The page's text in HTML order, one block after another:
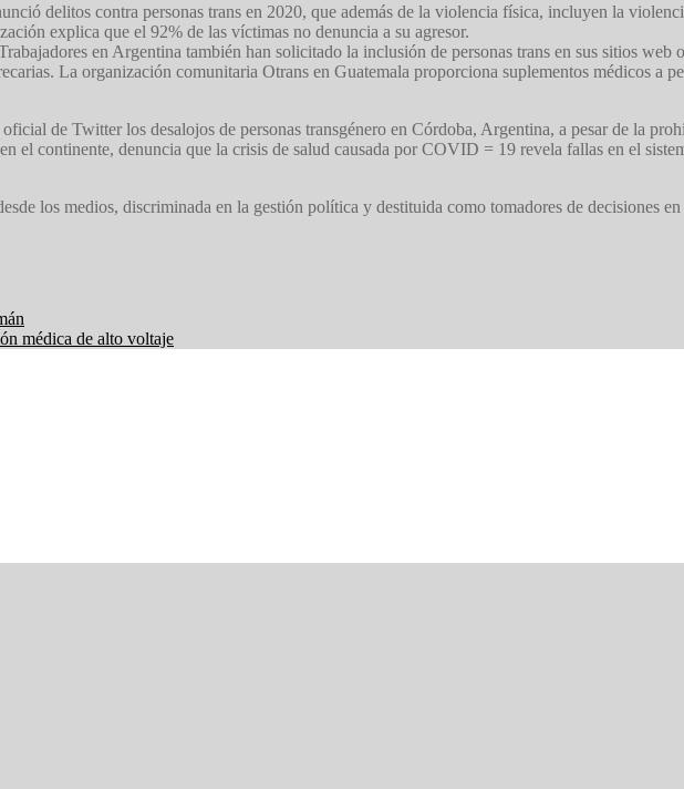
delitos contra personas trans en 2020, que además de la violencia física, incluyen la
explica que el 92% de las víctimas no denuncia a su agresor.
en Argentina también han solicitado la inclusión de personas trans en sus sitios web
La organización comunitaria Otrans en Guatemala proporciona suplementos médicos a
de Twitter los desalojos de personas transgénero en Córdoba, Argentina, a pesar de la
el continente, denuncia que la crisis de salud causada por COVID = 19 revela fallas en el
los medios, discriminada en la gestión política y destituida como tomadores de decisiones
médica de alto voltaje